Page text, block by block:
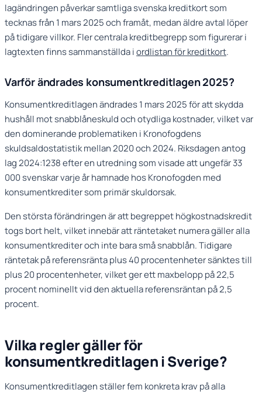
lagändringen påverkar samtliga svenska kreditkort som
tecknas från 1 mars 2025 och framåt, medan äldre avtal löper
på tidigare villkor. Fler centrala kreditbegrepp som figurerar i
lagtexten finns sammanställda iordlistan för kreditkort.
Varför ändrades konsumentkreditlagen 2025?
Konsumentkreditlagen ändrades 1 mars 2025 för att skydda
hushåll mot snabblåneskuld och otydliga kostnader, vilket var
den dominerande problematiken i Kronofogdens
skuldsaldostatistik mellan 2020 och 2024. Riksdagen antog
lag 2024:1238 efter en utredning som visade att ungefär 33
000 svenskar varje år hamnade hos Kronofogden med
konsumentkrediter som primär skuldorsak.
Den största förändringen är att begreppet högkostnadskredit
togs bort helt, vilket innebär att räntetaket numera gäller alla
konsumentkrediter och inte bara små snabblån. Tidigare
räntetak på referensränta plus 40 procentenheter sänktes till
plus 20 procentenheter, vilket ger ett maxbelopp på 22,5
procent nominellt vid den aktuella referensräntan på 2,5
procent.
Vilka regler gäller för
konsumentkreditlagen i Sverige?
Konsumentkreditlagen ställer fem konkreta krav på alla